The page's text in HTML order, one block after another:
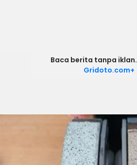
Baca berita tanpa iklan.
Gridoto.com+